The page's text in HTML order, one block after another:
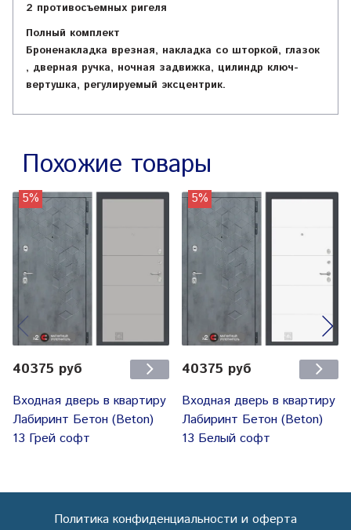
2 противосъемных ригеля
Полный комплект
Броненакладка врезная, накладка со шторкой, глазок
, дверная ручка, ночная задвижка, цилиндр ключ-
вертушка, регулируемый эксцентрик.
Похожие товары
5%
40375 руб
Входная дверь в квартиру
Лабиринт Бетон (Beton)
13 Грей софт
5%
40375 руб
Входная дверь в квартиру
Лабиринт Бетон (Beton)
13 Белый софт
Политика конфиденциальности и оферта